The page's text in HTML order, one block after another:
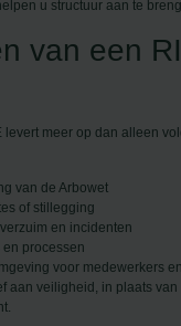
u structuur aan te
van een
meer op dan alleen
van de Arbowet
of stillegging
en incidenten
en processen
voor medewerkers
aan veiligheid, in plaats van